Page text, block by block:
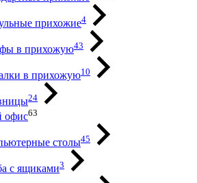
прихожие4
в прихожую43
в прихожую10
24
офис63
столы45
с ящиками3